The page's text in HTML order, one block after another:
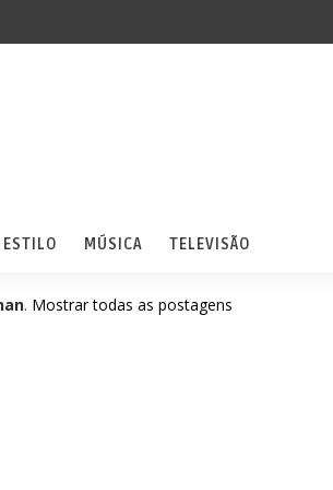
MÚSICA TELEVISÃO
. Mostrar todas as postagens